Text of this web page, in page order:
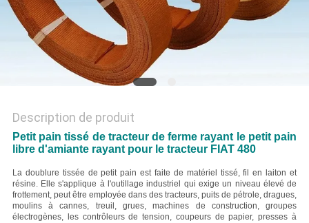
Description de produit
Petit pain tissé de tracteur de ferme rayant le petit pain
libre d'amiante rayant pour le tracteur FIAT 480
La doublure tissée de petit pain est faite de matériel tissé, fil en laiton et
résine. Elle s'applique à l'outillage industriel qui exige un niveau élevé de
frottement, peut être employée dans des tracteurs, puits de pétrole, dragues,
moulins à cannes, treuil, grues, machines de construction, groupes
électrogènes, les contrôleurs de tension, coupeurs de papier, presses à